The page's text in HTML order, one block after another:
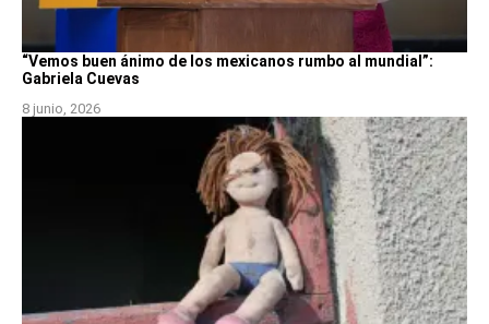
“Vemos buen ánimo de los mexicanos rumbo al mundial”:
Gabriela Cuevas
8 junio, 2026